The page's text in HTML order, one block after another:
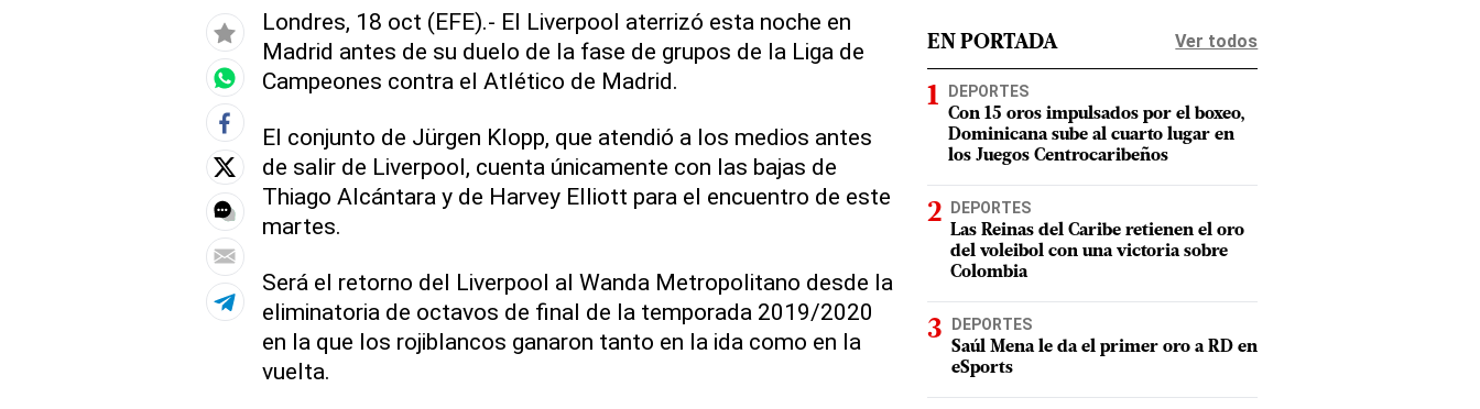
Londres, 18 oct (EFE).- El Liverpool aterrizó esta noche en
Madrid antes de su duelo de la fase de grupos de la Liga de
Campeones contra el Atlético de Madrid.
El conjunto de Jürgen Klopp, que atendió a los medios antes
de salir de Liverpool, cuenta únicamente con las bajas de
Thiago Alcántara y de Harvey Elliott para el encuentro de este
martes.
Será el retorno del Liverpool al Wanda Metropolitano desde la
eliminatoria de octavos de final de la temporada 2019/2020
en la que los rojiblancos ganaron tanto en la ida como en la
vuelta.
EN PORTADA Ver todos
DEPORTES
Con 15 oros impulsados por el boxeo,
Dominicana sube al cuarto lugar en
los Juegos Centrocaribeños
DEPORTES
Las Reinas del Caribe retienen el oro
del voleibol con una victoria sobre
Colombia
DEPORTES
Saúl Mena le da el primer oro a RD en
eSports